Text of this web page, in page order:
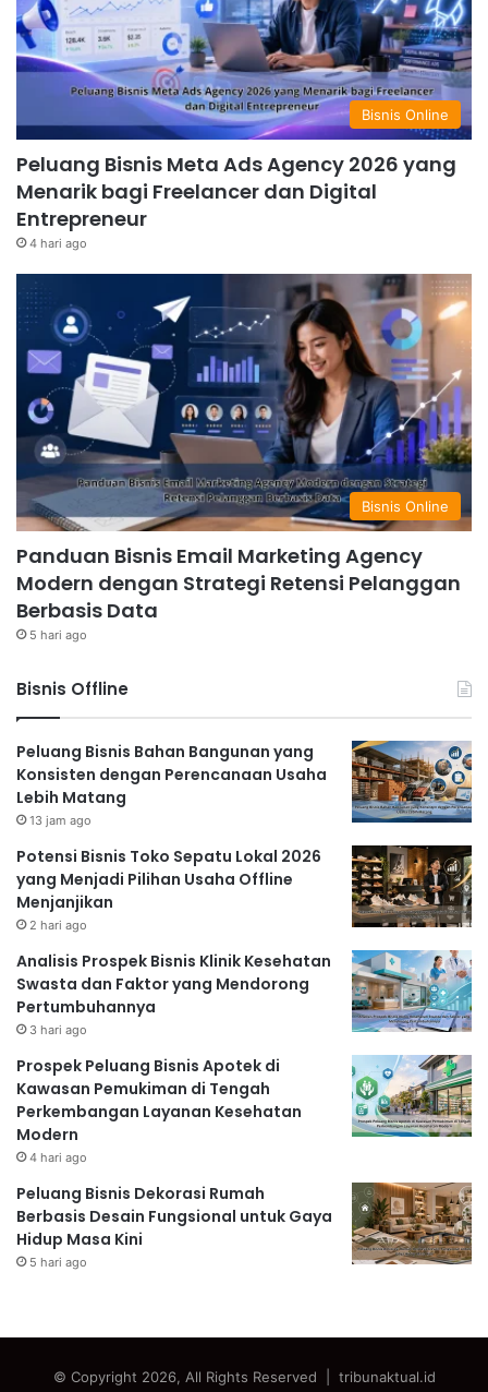
Bisnis Online
Peluang Bisnis Meta Ads Agency 2026 yang
Menarik bagi Freelancer dan Digital
Entrepreneur
4 hari ago
Bisnis Online
Panduan Bisnis Email Marketing Agency
Modern dengan Strategi Retensi Pelanggan
Berbasis Data
5 hari ago
Bisnis Offline
Peluang Bisnis Bahan Bangunan yang
Konsisten dengan Perencanaan Usaha
Lebih Matang
13 jam ago
Potensi Bisnis Toko Sepatu Lokal 2026
yang Menjadi Pilihan Usaha Offline
Menjanjikan
2 hari ago
Analisis Prospek Bisnis Klinik Kesehatan
Swasta dan Faktor yang Mendorong
Pertumbuhannya
3 hari ago
Prospek Peluang Bisnis Apotek di
Kawasan Pemukiman di Tengah
Perkembangan Layanan Kesehatan
Modern
4 hari ago
Peluang Bisnis Dekorasi Rumah
Berbasis Desain Fungsional untuk Gaya
Hidup Masa Kini
5 hari ago
© Copyright 2026, All Rights Reserved | tribunaktual.id